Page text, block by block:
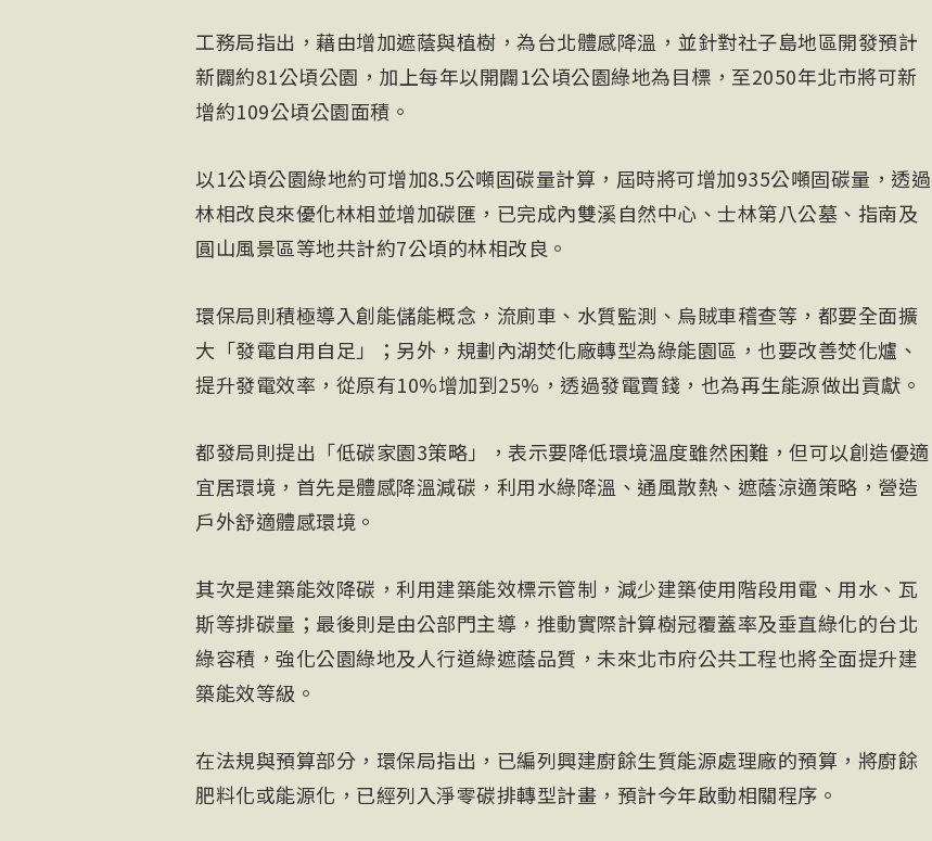
工務局指出，藉由增加遮蔭與植樹，為台北體感降溫，並針對社子島地區開發預計
新闢約81公頃公園 ，加上每年以開闢1公頃公園綠地為目標，至2050年北市將可新
增約109公頃公園面積。
以1公頃公園綠地約可增加8.5公噸固碳量計算，屆時將可增加935公噸固碳量，透過
林相改良來優化林相並增加碳匯，已完成內雙溪自然中心、士林第八公墓、指南及
圓山風景區等地共計約7公頃的林相改良。
環保局則積極導入創能儲能概念，流廁車、水質監測、烏賊車稽查等，都要全面擴
大「發電自用自足」；另外，規劃內湖焚化廠轉型為綠能園區，也要改善焚化爐、
提升發電效率，從原有10%增加到25%，透過發電賣錢，也為再生能源做出貢獻。
都發局則提出「低碳家園3策略」，表示要降低環境溫度雖然困難，但可以創造優適
宜居環境，首先是體感降溫減碳，利用水綠降溫、通風散熱、遮蔭涼適策略，營造
戶外舒適體感環境。
其次是建築能效降碳，利用建築能效標示管制，減少建築使用階段用電、用水、瓦
斯等排碳量；最後則是由公部門主導，推動實際計算樹冠覆蓋率及垂直綠化的台北
綠容積，強化公園綠地及人行道綠遮蔭品質，未來北市府公共工程也將全面提升建
築能效等級。
在法規與預算部分，環保局指出，已編列興建廚餘生質能源處理廠的預算，將廚餘
肥料化或能源化，已經列入淨零碳排轉型計畫，預計今年啟動相關程序。